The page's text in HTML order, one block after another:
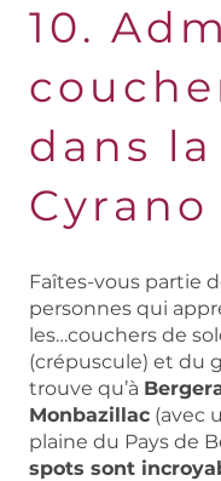
10.
dans
Cyrano
Faîtes-vous partie
personnes qui
les…couchers de
(crépuscule) et du
trouve qu’à
Monbazillac (avec
plaine du Pays de
spots sont